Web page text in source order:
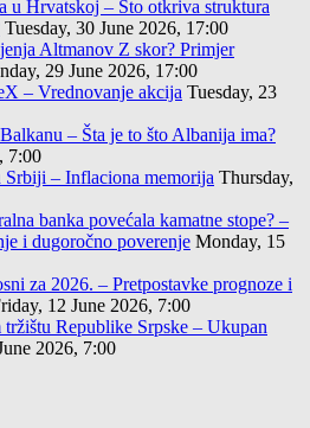
u Hrvatskoj – Što otkriva struktura
Tuesday, 30 June 2026, 17:00
Altmanov Z skor? Primjer
29 June 2026, 17:00
– Vrednovanje akcija Tuesday, 23
– Šta je to što Albanija ima?
7:00
– Inflaciona memorija Thursday,
banka povećala kamatne stope? –
i dugoročno poverenje Monday, 15
za 2026. – Pretpostavke prognoze i
12 June 2026, 7:00
tržištu Republike Srpske – Ukupan
2026, 7:00